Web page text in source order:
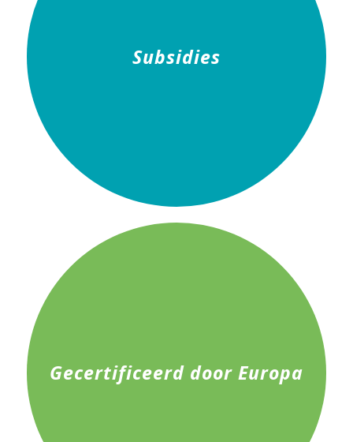
Subsidies
Gecertificeerd door Europa